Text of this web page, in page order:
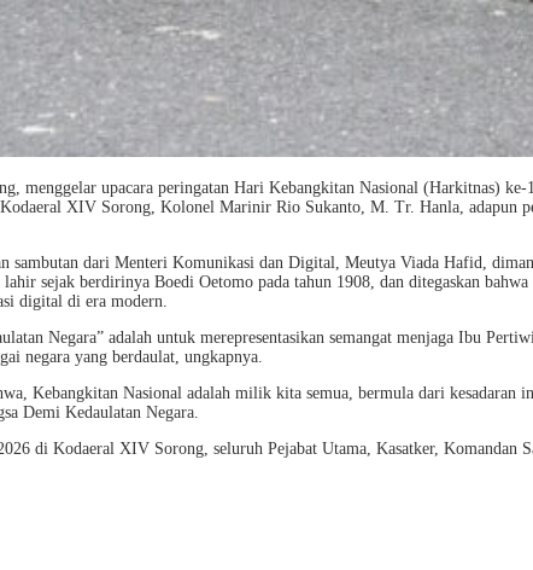
upacara peringatan Hari Kebangkitan Nasional (Harkitnas)
XIV Sorong, Kolonel Marinir Rio Sukanto, M. Tr. Hanla, adapun
sambutan dari Menteri Komunikasi dan Digital, Meutya Viada Hafid,
sejak berdirinya Boedi Oetomo pada tahun 1908, dan ditegaskan bahwa
digital di era modern.
Negara” adalah untuk merepresentasikan semangat menjaga Ibu
negara yang berdaulat, ungkapnya.
Kebangkitan Nasional adalah milik kita semua, bermula dari kesadaran
Demi Kedaulatan Negara.
di Kodaeral XIV Sorong, seluruh Pejabat Utama, Kasatker, Komandan